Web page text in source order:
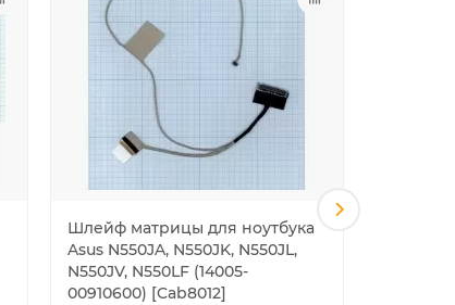
Шлейф матрицы для ноутбука
Asus N550JA, N550JK, N550JL,
N550JV, N550LF (14005-
00910600) [Cab8012]